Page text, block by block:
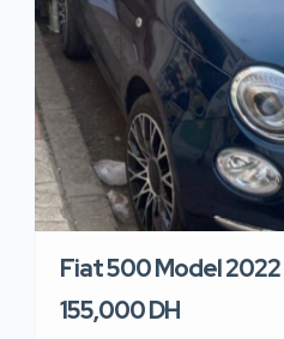
Fiat 500 Model 2022
155,000 DH